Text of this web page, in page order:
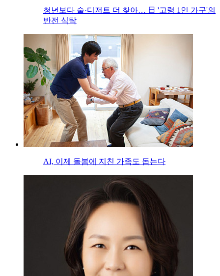
청년보다 술·디저트 더 찾아… 日 '고령 1인 가구'의
반전 식탁
AI, 이제 돌봄에 지친 가족도 돕는다